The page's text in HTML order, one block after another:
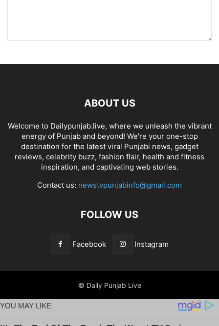
ABOUT US
Welcome to Dailypunjab.live, where we unleash the vibrant
energy of Punjab and beyond! We're your one-stop
destination for the latest viral Punjabi news, gadget
reviews, celebrity buzz, fashion flair, health and fitness
inspiration, and captivating web stories.
Contact us: newstvpunjabinfo@gmail.com
FOLLOW US
Facebook Instagram
© Daily Punjab Live